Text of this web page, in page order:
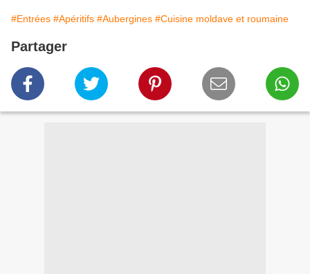
#Entrées #Apéritifs #Aubergines #Cuisine moldave et roumaine
Partager